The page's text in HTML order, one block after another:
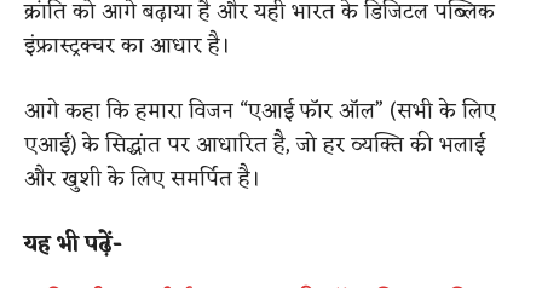
क्रांति को आगे बढ़ाया है और यही भारत के डिजिटल पब्लिक
इंफ्रास्ट्रक्चर का आधार है।
आगे कहा कि हमारा विजन “एआई फॉर ऑल” (सभी के लिए
एआई) के सिद्धांत पर आधारित है, जो हर व्यक्ति की भलाई
और खुशी के लिए समर्पित है।
यह भी पढ़ें-